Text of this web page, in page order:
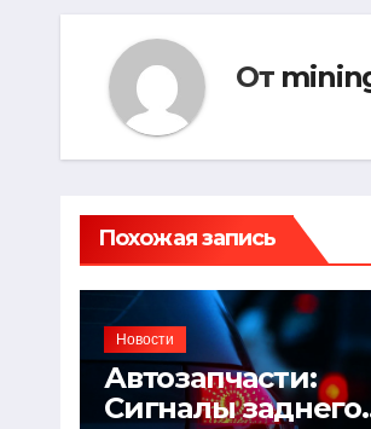
От
Похожая запись
Новости
Автозапчасти:
Сигналы заднего